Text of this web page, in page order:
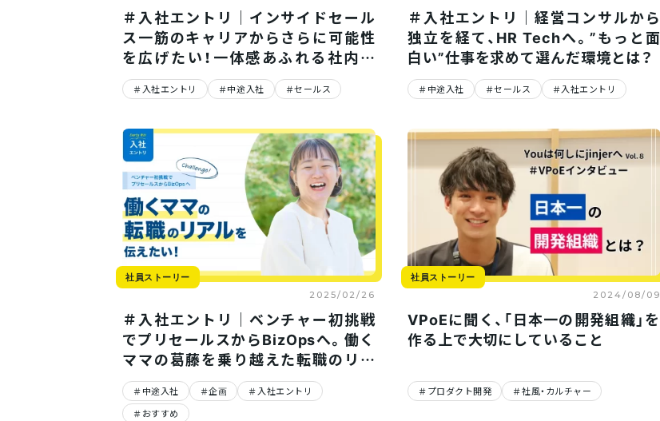
＃入社エントリ｜インサイドセール
ス一筋のキャリアからさらに可能性
を広げたい！一体感あふれる社内の
「リアル」
入社エントリ 中途入社 セールス
＃入社エントリ｜経営コンサルから
独立を経て、HR Techへ。”もっと面
白い”仕事を求めて選んだ環境とは？
中途入社 セールス 入社エントリ
社員ストーリー
2025/02/26
＃入社エントリ｜ベンチャー初挑戦
でプリセールスからBizOpsへ。働く
ママの葛藤を乗り越えた転職のリア
ルを伝えたい！
中途入社 企画
入社エントリ
おすすめ
社員ストーリー
2024/08/09
VPoEに聞く、「日本一の開発組織」を
作る上で大切にしていること
プロダクト開発 社風・カルチャー